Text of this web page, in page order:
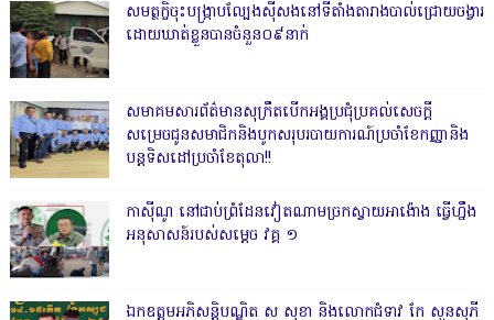
សមត្ថកិ្ចចុះបង្ក្រាបល្បែងស៊ីសងនៅទីតាំងតារាងបាល់ជ្រោយចង្វារ
ដោយឃាត់ខ្លួនបានចំនួន០៩នាក់
សមាគមសារព័ត៌មានសុក្រឹតបើកអង្គប្រជុំប្រគល់សេចក្តី
សម្រេចជូនសមាជិកនិងបូកសរុបរបាយការណ៍ប្រចាំខែកញ្ញានិង
បន្តទិសដៅប្រចាំខែតុលា!!
កាសុីណូ នៅជាប់ព្រំដែនវៀតណាមច្រកស្វាយអាង៉ោង ធ្វើហ្នឹង
អនុសាសន៍របស់សម្ដេច វគ្គ ១
ឯកឧត្តមអភិសន្តិបណ្ឌិត ស សុខា និងលោកជំទាវ កែ សួនសុភី